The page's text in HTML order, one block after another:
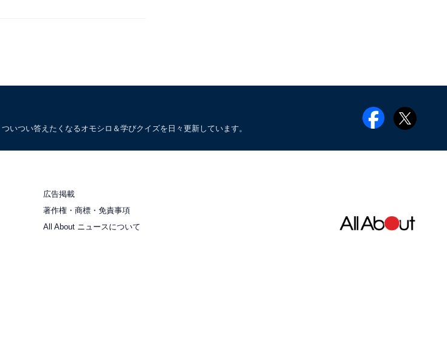
いつい答えたくなるオモシロ＆学びクイズを日々更新しています。
広告掲載
著作権・商標・免責事項
All About ニュースについて